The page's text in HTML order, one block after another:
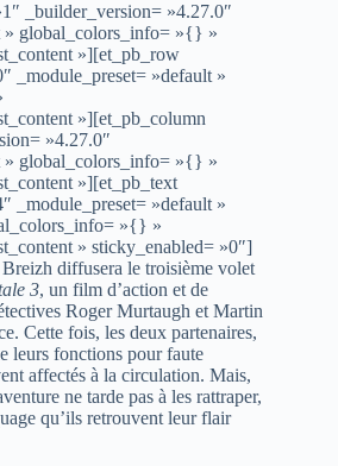
_builder_version= »4.27.0″
» global_colors_info= »{} »
»][et_pb_row
_module_preset= »default »
»][et_pb_column
»4.27.0″
» global_colors_info= »{} »
»][et_pb_text
_module_preset= »default »
»{} »
» sticky_enabled= »0″]
diffusera le troisième volet
3, un film d’action et de
Roger Murtaugh et Martin
Cette fois, les deux partenaires,
leurs fonctions pour faute
affectés à la circulation. Mais,
ne tarde pas à les rattraper,
qu’ils retrouvent leur flair